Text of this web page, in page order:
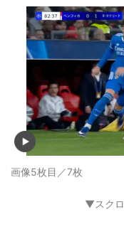
画像5枚目／7枚
▼スク